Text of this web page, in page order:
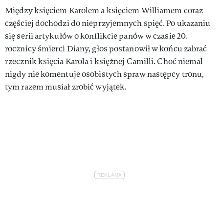
Między księciem Karolem a księciem Williamem coraz
częściej dochodzi do nieprzyjemnych spięć. Po ukazaniu
się serii artykułów o konflikcie panów w czasie 20.
rocznicy śmierci Diany, głos postanowił w końcu zabrać
rzecznik księcia Karola i księżnej Camilli. Choć niemal
nigdy nie komentuje osobistych spraw następcy tronu,
tym razem musiał zrobić wyjątek.